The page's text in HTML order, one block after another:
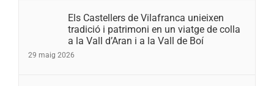
Els Castellers de Vilafranca unieixen
tradició i patrimoni en un viatge de colla
a la Vall d’Aran i a la Vall de Boí
29 maig 2026